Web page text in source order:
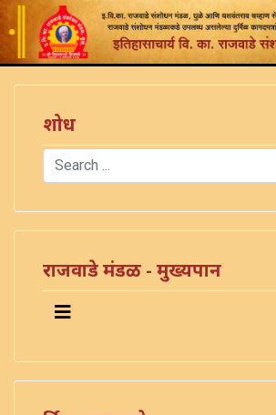
शोध
Search
राजवाडे मंडळ - मुख्यपान